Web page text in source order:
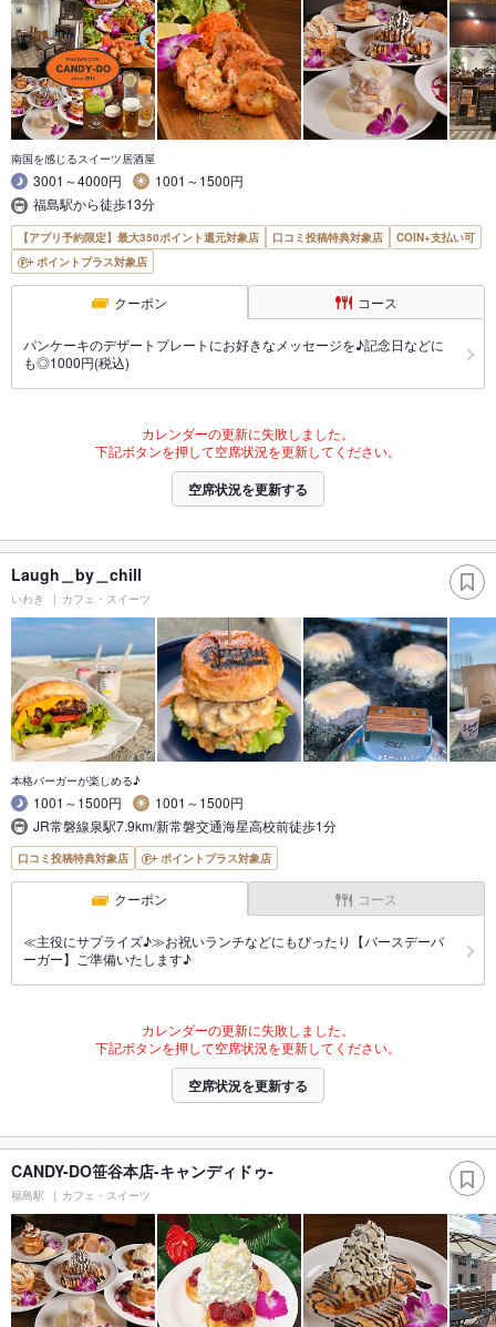
南国を感じるスイーツ居酒屋
3001～4000円
1001～1500円
福島駅から徒歩13分
【アプリ予約限定】最大350ポイント還元対象店 口コミ投稿特典対象店
COIN+支払い可
ポイントプラス対象店
クーポン コース
パンケーキのデザートプレートにお好きなメッセージを♪記念日などに
も◎1000円(税込)
カレンダーの更新に失敗しました。
下記ボタンを押して空席状況を更新してください。
空席状況を更新する
Laugh＿by＿chill
いわき カフェ・スイーツ
本格バーガーが楽しめる♪
1001～1500円
1001～1500円
JR常磐線泉駅7.9km/新常磐交通海星高校前徒歩1分
口コミ投稿特典対象店 ポイントプラス対象店
クーポン コース
≪主役にサプライズ♪≫お祝いランチなどにもぴったり【バースデーバ
ーガー】ご準備いたします♪
カレンダーの更新に失敗しました。
下記ボタンを押して空席状況を更新してください。
空席状況を更新する
CANDY-DO笹谷本店-キャンディドゥ-
福島駅 カフェ・スイーツ